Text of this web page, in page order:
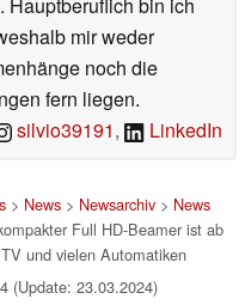
mir weder
noch die
fern liegen.
silvio39191, LinkedIn
> News> Newsarchiv> News
Full HD-Beamer ist ab
und vielen Automatiken
(Update: 23.03.2024)